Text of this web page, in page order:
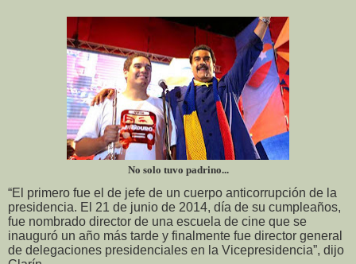
No solo tuvo padrino...
“El primero fue el de jefe de un cuerpo anticorrupción de la
presidencia. El 21 de junio de 2014, día de su cumpleaños,
fue nombrado director de una escuela de cine que se
inauguró un año más tarde y finalmente fue director general
de delegaciones presidenciales en la Vicepresidencia”, dijo